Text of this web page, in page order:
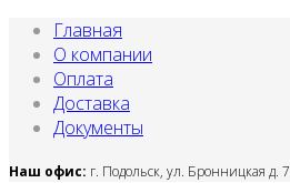
Главная
О компании
Оплата
Доставка
Документы
Наш офис: г. Подольск, ул. Бронницкая д. 7